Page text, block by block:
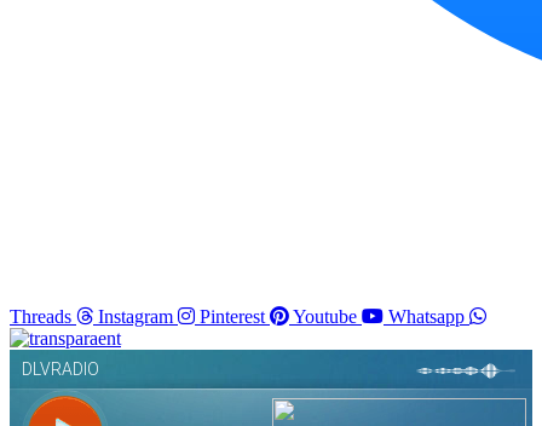
Threads Instagram Pinterest Youtube Whatsapp